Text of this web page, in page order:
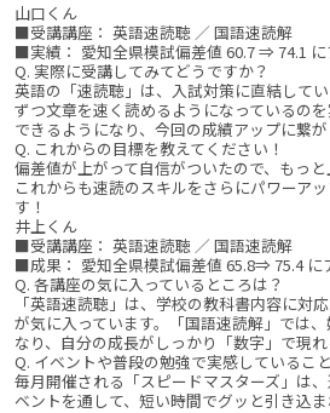
山口くん
■受講講座： 英語速読聴 ／ 国語速読解
■実績： 愛知全県模試偏差値 60.7 ⇒ 74.1
Q. 実際に受講してみてどうですか？
英語の「速読聴」は、入試対策に直結して
ずつ文章を速く読めるようになっているの
できるようになり、今回の成績アップに繋が
Q. これからの目標を教えてください！
偏差値が上がって自信がついたので、もっ
これからも速読のスキルをさらにパワーア
す！
井上くん
■受講講座： 英語速読聴 ／ 国語速読解
■成果： 愛知全県模試偏差値 65.8⇒ 75.4 に
Q. 各講座の気に入っているところは？
「英語速読聴」は、学校の教科書内容に対
が気に入っています。「国語速読解」では
なり、自分の成長がしっかり「数字」で現
Q. イベントや普段の勉強で実感しているこ
毎月開催される「スピードマスターズ」は
ベントを通して、短い時間でグッと引き込